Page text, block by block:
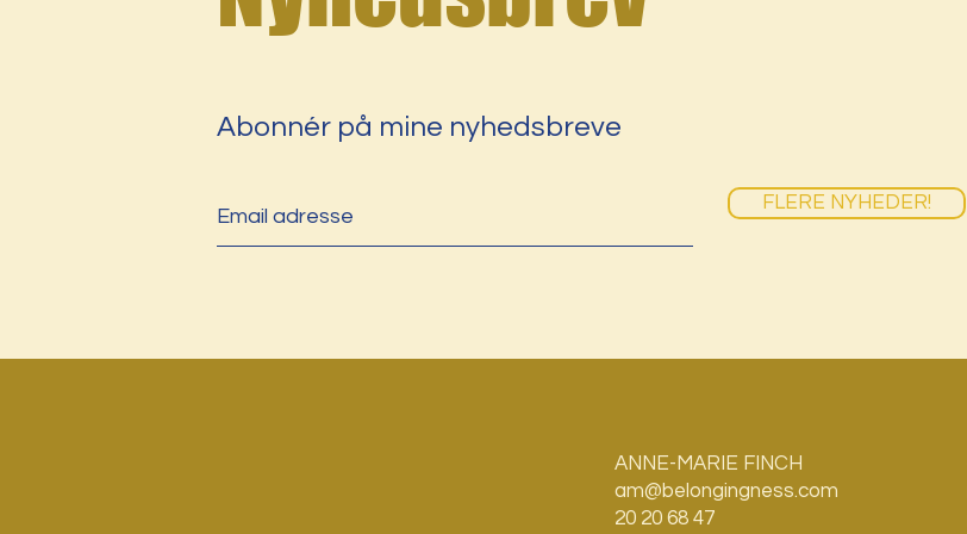
Abonnér på mine nyhedsbreve
FLERE NYHEDER!
ANNE-MARIE FINCH
am@belongingness.com
20 20 68 47